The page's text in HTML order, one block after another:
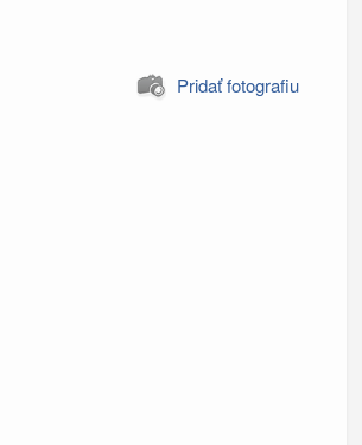
Pridať fotografiu